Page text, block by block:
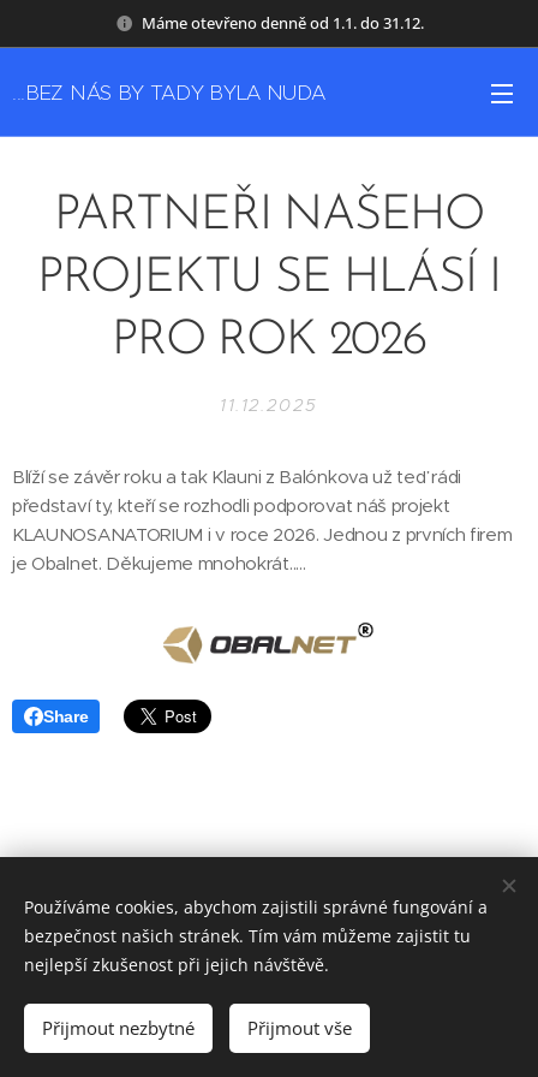
Máme otevřeno denně od 1.1. do 31.12.
...BEZ NÁS BY TADY BYLA NUDA
PARTNEŘI NAŠEHO
PROJEKTU SE HLÁSÍ I
PRO ROK 2026
11.12.2025
Blíží se závěr roku a tak Klauni z Balónkova už teď rádi
představí ty, kteří se rozhodli podporovat náš projekt
KLAUNOSANATORIUM i v roce 2026. Jednou z prvních firem
je Obalnet. Děkujeme mnohokrát.....
Share
© 2022 Klauni z Balónkova
Vytvořeno službou Webnode
Používáme cookies, abychom zajistili správné fungování a
bezpečnost našich stránek. Tím vám můžeme zajistit tu
nejlepší zkušenost při jejich návštěvě.
Přijmout nezbytné Přijmout vše